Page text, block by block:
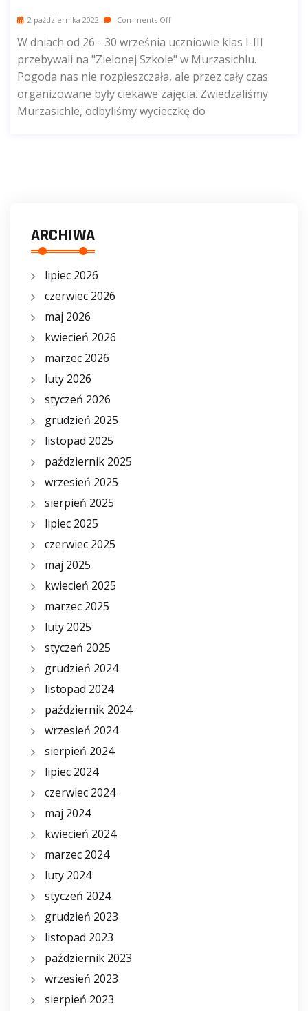
2 października 2022 Comments Off
W dniach od 26 - 30 września uczniowie klas I-III
przebywali na "Zielonej Szkole" w Murzasichlu.
Pogoda nas nie rozpieszczała, ale przez cały czas
organizowane były ciekawe zajęcia. Zwiedzaliśmy
Murzasichle, odbyliśmy wycieczkę do
ARCHIWA
lipiec 2026
czerwiec 2026
maj 2026
kwiecień 2026
marzec 2026
luty 2026
styczeń 2026
grudzień 2025
listopad 2025
październik 2025
wrzesień 2025
sierpień 2025
lipiec 2025
czerwiec 2025
maj 2025
kwiecień 2025
marzec 2025
luty 2025
styczeń 2025
grudzień 2024
listopad 2024
październik 2024
wrzesień 2024
sierpień 2024
lipiec 2024
czerwiec 2024
maj 2024
kwiecień 2024
marzec 2024
luty 2024
styczeń 2024
grudzień 2023
listopad 2023
październik 2023
wrzesień 2023
sierpień 2023